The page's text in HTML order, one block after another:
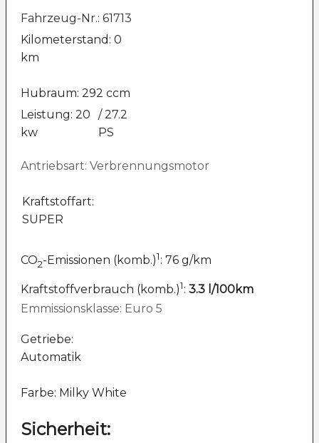
Fahrzeug-Nr.: 61713
Kilometerstand: 0
km
Hubraum: 292 ccm
Leistung: 20
kw
/ 27.2
PS
Antriebsart: Verbrennungsmotor
Kraftstoffart:
SUPER
CO2-Emissionen (komb.)1: 76 g/km
Kraftstoffverbrauch (komb.)1: 3.3 l/100km
Emmissionsklasse: Euro 5
Getriebe:
Automatik
Farbe: Milky White
Sicherheit: